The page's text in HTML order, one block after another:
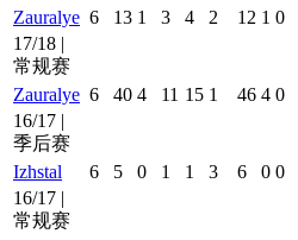
Zauralye 6 13 1 3 4 2 12 1 0
17/18 |
常规赛
Zauralye 6 40 4 11 15 1 46 4 0
16/17 |
季后赛
Izhstal
6 5 0 1 1 3 6 0 0
16/17 |
常规赛